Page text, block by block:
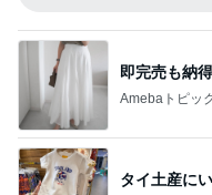
即完売も納
Amebaトピッ
タイ土産に